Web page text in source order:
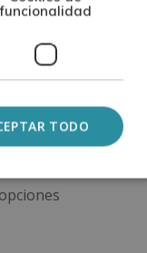
de
funcionalidad
TODO